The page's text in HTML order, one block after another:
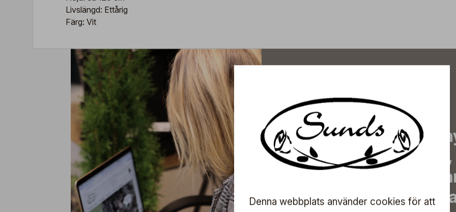
Livslängd: Ettårig
Färg: Vit
Prenumerera på vårt
de senaste
erbjudanden,
information om
Denna webbplats använder cookies för att